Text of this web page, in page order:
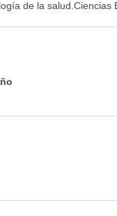
de la salud.Ciencias